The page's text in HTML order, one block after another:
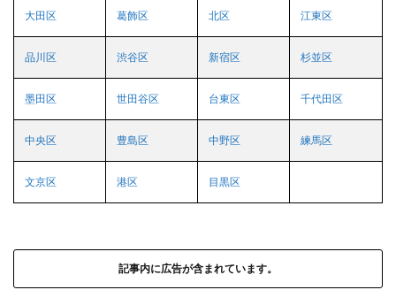
大田区 葛飾区 北区 江東区
品川区 渋谷区 新宿区 杉並区
墨田区 世田谷区 台東区 千代田区
中央区 豊島区 中野区 練馬区
文京区 港区 目黒区
記事内に広告が含まれています。